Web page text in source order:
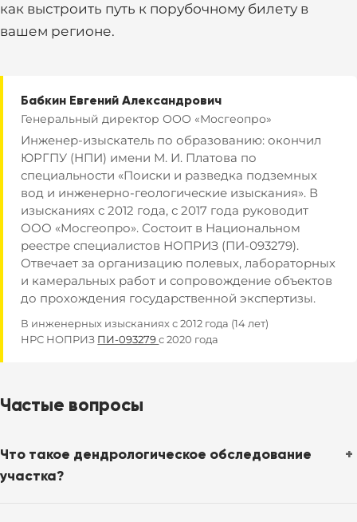
как выстроить путь к порубочному билету в
вашем регионе.
Бабкин Евгений Александрович
Генеральный директор ООО «Мосгеопро»
Инженер-изыскатель по образованию: окончил
ЮРГПУ (НПИ) имени М. И. Платова по
специальности «Поиски и разведка подземных
вод и инженерно-геологические изыскания». В
изысканиях с 2012 года, с 2017 года руководит
ООО «Мосгеопро». Состоит в Национальном
реестре специалистов НОПРИЗ (ПИ-093279).
Отвечает за организацию полевых, лабораторных
и камеральных работ и сопровождение объектов
до прохождения государственной экспертизы.
В инженерных изысканиях с 2012 года (14 лет)
НРС НОПРИЗ ПИ-093279с 2020 года
Частые вопросы
Что такое дендрологическое обследование
участка?